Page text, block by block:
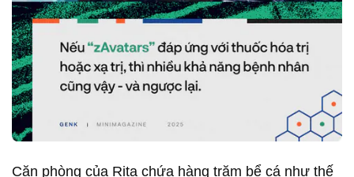
Căn phòng của Rita chứa hàng trăm bể cá như thế